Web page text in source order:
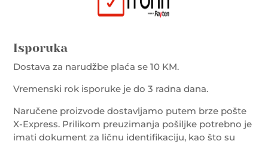
Isporuka
Dostava za narudžbe plaća se 10 KM.
Vremenski rok isporuke je do 3 radna dana.
Naručene proizvode dostavljamo putem brze pošte
X-Express. Prilikom preuzimanja pošiljke potrebno je
imati dokument za ličnu identifikaciju, kao što su